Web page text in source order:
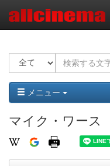
メニュー
マイク・ワース